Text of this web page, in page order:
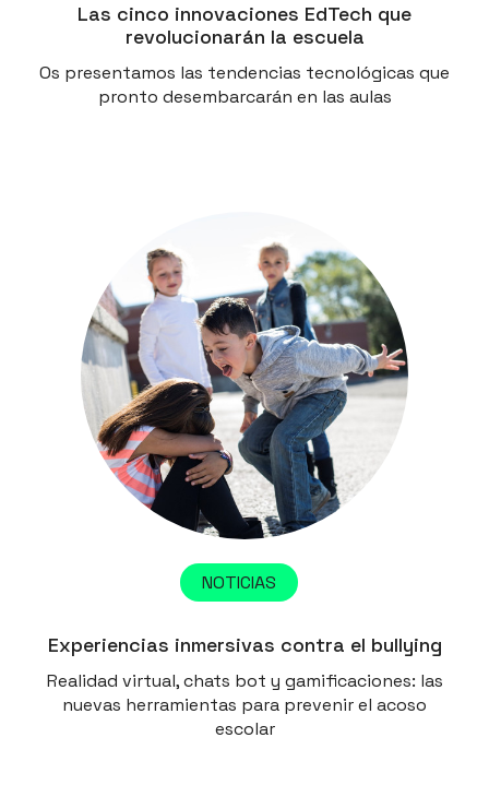
Las cinco innovaciones EdTech que
revolucionarán la escuela
Os presentamos las tendencias tecnológicas que
pronto desembarcarán en las aulas
NOTICIAS
Experiencias inmersivas contra el bullying
Realidad virtual, chats bot y gamificaciones: las
nuevas herramientas para prevenir el acoso
escolar